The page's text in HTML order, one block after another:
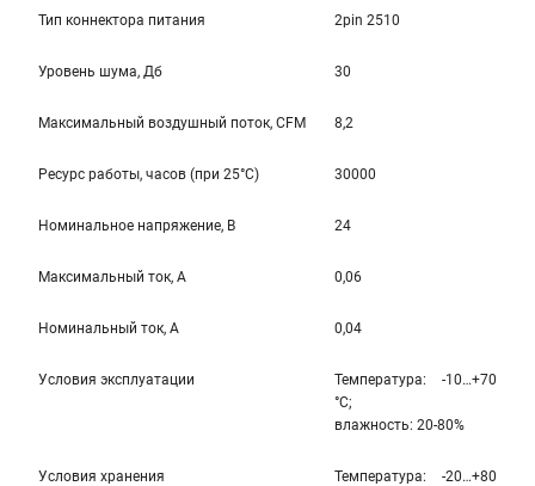
Тип коннектора питания 2pin 2510
Уровень шума, Дб 30
Максимальный воздушный поток, CFM 8,2
Ресурс работы, часов (при 25°C) 30000
Номинальное напряжение, В 24
Максимальный ток, А 0,06
Номинальный ток, А 0,04
Условия эксплуатации
Температура: -10…+70
°С;
влажность: 20-80%
Условия хранения Температура: -20…+80